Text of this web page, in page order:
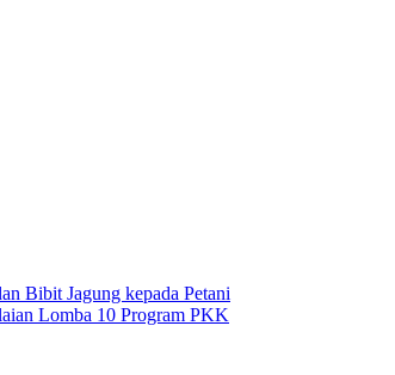
Bibit Jagung kepada Petani
Lomba 10 Program PKK